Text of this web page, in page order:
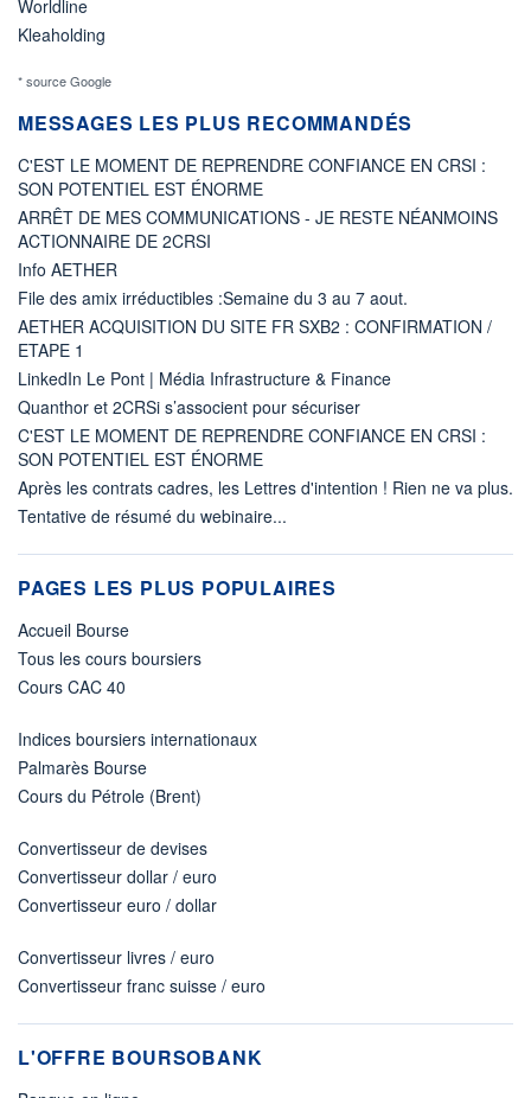
Worldline
Kleaholding
* source Google
MESSAGES LES PLUS RECOMMANDÉS
C'EST LE MOMENT DE REPRENDRE CONFIANCE EN CRSI :
SON POTENTIEL EST ÉNORME
ARRÊT DE MES COMMUNICATIONS - JE RESTE NÉANMOINS
ACTIONNAIRE DE 2CRSI
Info AETHER
File des amix irréductibles :Semaine du 3 au 7 aout.
AETHER ACQUISITION DU SITE FR SXB2 : CONFIRMATION /
ETAPE 1
LinkedIn Le Pont | Média Infrastructure & Finance
Quanthor et 2CRSi s’associent pour sécuriser
C'EST LE MOMENT DE REPRENDRE CONFIANCE EN CRSI :
SON POTENTIEL EST ÉNORME
Après les contrats cadres, les Lettres d'intention ! Rien ne va plus.
Tentative de résumé du webinaire...
PAGES LES PLUS POPULAIRES
Accueil Bourse
Tous les cours boursiers
Cours CAC 40
Indices boursiers internationaux
Palmarès Bourse
Cours du Pétrole (Brent)
Convertisseur de devises
Convertisseur dollar / euro
Convertisseur euro / dollar
Convertisseur livres / euro
Convertisseur franc suisse / euro
L'OFFRE BOURSOBANK